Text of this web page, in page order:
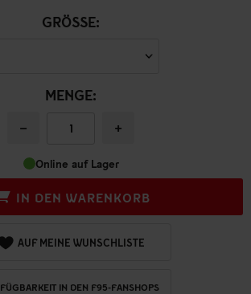
GRÖSSE:
MENGE:
− +
Online auf Lager
IN DEN WARENKORB
AUF MEINE WUNSCHLISTE
IN DEN F95-FANSHOPS